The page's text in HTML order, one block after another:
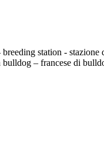
breeding station - stazione
– francese di